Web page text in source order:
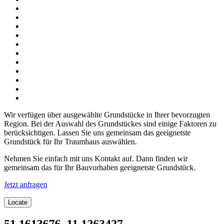
Wir verfügen über ausgewählte Grundstücke in Ihrer bevorzugten
Region. Bei der Auswahl des Grundstückes sind einige Faktoren zu
berücksichtigen. Lassen Sie uns gemeinsam das geeignetste
Grundstück für Ihr Traumhaus auswählen.
Nehmen Sie einfach mit uns Kontakt auf. Dann finden wir
gemeinsam das für Ihr Bauvorhaben geeignetste Grundstück.
Jetzt anfragen
Locate